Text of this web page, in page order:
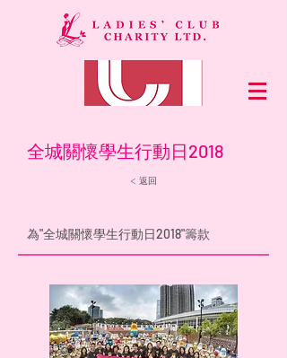
全城關懷學生行動日2018
< 返回
為"全城關懷學生行動日2018"籌款